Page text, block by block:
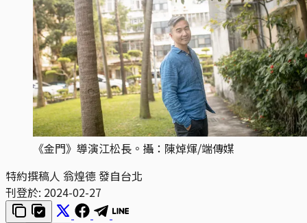
《金門》導演江松長。攝：陳焯煇/端傳媒
特約撰稿人 翁煌德 發自台北
刊登於: 2024-02-27